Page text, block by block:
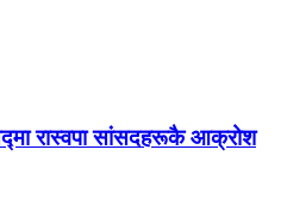
रास्वपा सांसदहरूकै आक्रोश